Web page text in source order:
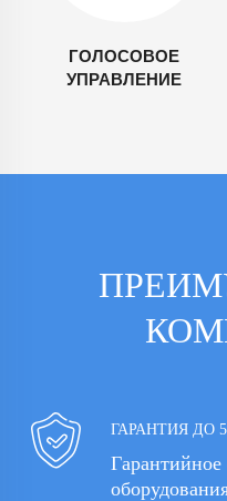
ГОЛОСОВОЕ
УПРАВЛЕНИЕ
ГАРАНТИЯ ДО
Гарантийное